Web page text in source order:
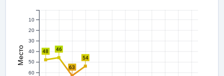
10
20
30
40
50
60
Место 48 46
63
54